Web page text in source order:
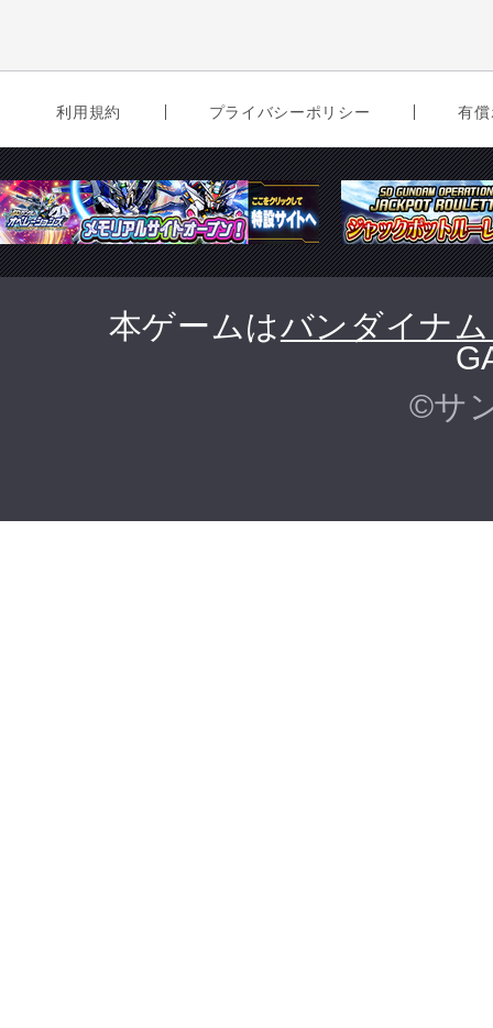
利用規約 プライバシーポリシー 有
本ゲームはバンダイナ
©サ